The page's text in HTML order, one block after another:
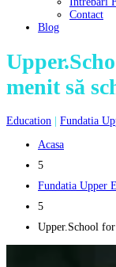
Contact
Blog
menit să
Education | Fundatia
Acasa
5
Fundatia Upper
5
Upper.School